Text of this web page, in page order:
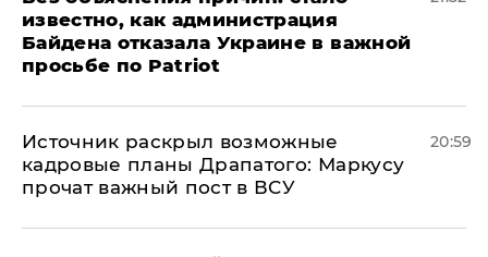
известно, как администрация
Байдена отказала Украине в важной
просьбе по Patriot
​Источник раскрыл возможные
кадровые планы Драпатого: Маркусу
прочат важный пост в ВСУ
20:59